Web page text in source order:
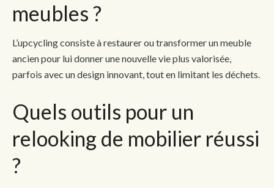
meubles ?
L’upcycling consiste à restaurer ou transformer un meuble
ancien pour lui donner une nouvelle vie plus valorisée,
parfois avec un design innovant, tout en limitant les déchets.
Quels outils pour un
relooking de mobilier réussi
?